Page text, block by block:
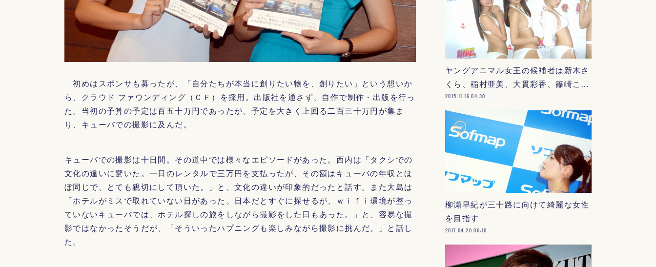
初めはスポンサも募ったが、「自分たちが本当に創りたい物を、創りたい」という想いか
ら、クラウド ファウンディング（ＣＦ）を採用。出版社を通さず、自作で制作・出版を行っ
た。当初の予算の予定は百五十万円であったが、予定を大きく上回る二百三十万円が集ま
り、キューバでの撮影に及んだ。
キューバでの撮影は十日間。その道中では様々なエピソードがあった。西内は「タクシでの
文化の違いに驚いた。一日のレンタルで三万円を支払ったが、その額はキューバの年収とほ
ぼ同じで、とても親切にして頂いた。」と、文化の違いが印象的だったと話す。また大島は
「ホテルがミスで取れていない日があった。日本だとすぐに探せるが、ｗｉｆｉ環境が整っ
ていないキューバでは、ホテル探しの旅をしながら撮影をした日もあった。」と、容易な撮
影ではなかったそうだが、「そういったハプニングも楽しみながら撮影に挑んだ。」と話し
た。
ヤングアニマル女王の候補者は新木さ
くら、稲村亜美、大貫彩香、篠崎こ…
2015.11.16 04:30
柳瀬早紀が三十路に向けて綺麗な女性
を目指す
2017.04.20 06:10